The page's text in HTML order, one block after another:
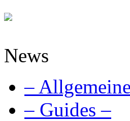
News
–
– Guides –